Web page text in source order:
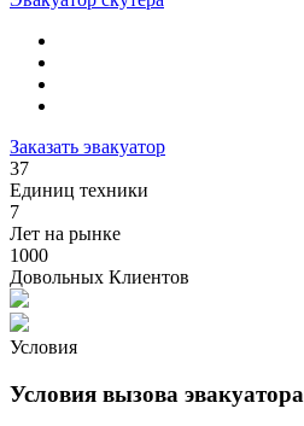
Заказать эвакуатор
37
Единиц техники
7
Лет на рынке
1000
Довольных Клиентов
Условия
Условия вызова эвакуатора